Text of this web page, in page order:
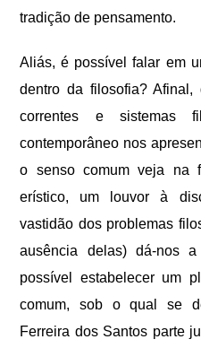
tradição de pensamento.
Aliás, é possível falar em
dentro da filosofia?
correntes e sistemas
contemporâneo nos
o senso comum veja na
erístico, um louvor à
vastidão dos problemas
ausência delas) dá-nos
possível estabelecer um
comum, sob o qual se
Ferreira dos Santos parte